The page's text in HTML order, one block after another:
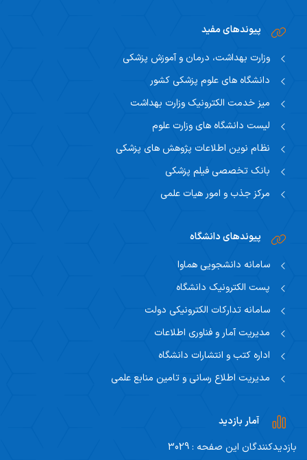
پیوندهای مفید
وزارت بهداشت، درمان و آموزش پزشکی
دانشگاه های علوم پزشکی کشور
میز خدمت الکترونیک وزارت بهداشت
لیست دانشگاه های وزارت علوم
نظام نوین اطلاعات پژوهش های پزشکی
بانک تخصصی فیلم پزشکی
مرکز جذب و امور هیات علمی
پیوندهای دانشگاه
سامانه دانشجویی هماوا
پست الکترونیک دانشگاه
سامانه تدارکات الکترونیکی دولت
مدیریت آمار و فناوری اطلاعات
اداره کتب و انتشارات دانشگاه
مدیریت اطلاع رسانی و تامین منابع علمی
آمار بازدید
بازدیدکنندگان این صفحه : 3029